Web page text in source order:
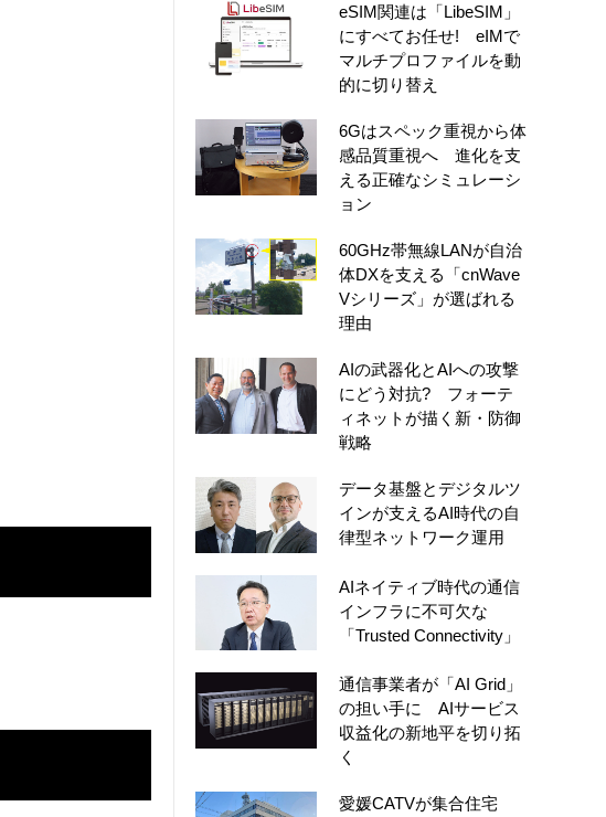
eSIM関連は「LibeSIM」
にすべてお任せ! eIMで
マルチプロファイルを動
的に切り替え
6Gはスペック重視から体
感品質重視へ 進化を支
える正確なシミュレーシ
ョン
60GHz帯無線LANが自治
体DXを支える「cnWave
Vシリーズ」が選ばれる
理由
AIの武器化とAIへの攻撃
にどう対抗? フォーテ
ィネットが描く新・防御
戦略
データ基盤とデジタルツ
インが支えるAI時代の自
律型ネットワーク運用
AIネイティブ時代の通信
インフラに不可欠な
「Trusted Connectivity」
通信事業者が「AI Grid」
の担い手に AIサービス
収益化の新地平を切り拓
く
愛媛CATVが集合住宅